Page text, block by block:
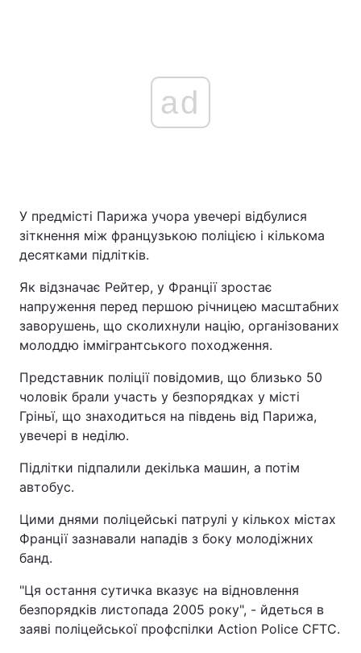
ad
У предмісті Парижа учора увечері відбулися
зіткнення між французькою поліцією і кількома
десятками підлітків.
Як відзначає Рейтер, у Франції зростає
напруження перед першою річницею масштабних
заворушень, що сколихнули націю, організованих
молоддю іммігрантського походження.
Представник поліції повідомив, що близько 50
чоловік брали участь у безпорядках у місті
Гріньї, що знаходиться на південь від Парижа,
увечері в неділю.
Підлітки підпалили декілька машин, а потім
автобус.
Цими днями поліцейські патрулі у кількох містах
Франції зазнавали нападів з боку молодіжних
банд.
"Ця остання сутичка вказує на відновлення
безпорядків листопада 2005 року", - йдеться в
заяві поліцейської профспілки Action Police CFTC.